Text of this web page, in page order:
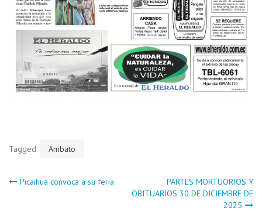
Tagged Ambato
Navegación
Picaihua convoca a su feria
PARTES MORTUORIOS Y
OBITUARIOS 30 DE DICIEMBRE DE
2025